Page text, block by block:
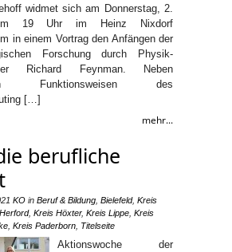
widmet sich am Donnerstag, 2.
19 Uhr im Heinz Nixdorf
in einem Vortrag den Anfängen der
Forschung durch Physik-
Richard Feynman. Neben
Funktionsweisen des
[…]
mehr...
berufliche
KO in Beruf & Bildung Bielefeld, Kreis
, Kreis Höxter, Kreis Lippe Kreis
Kreis Paderborn Titelseite
Aktionswoche der